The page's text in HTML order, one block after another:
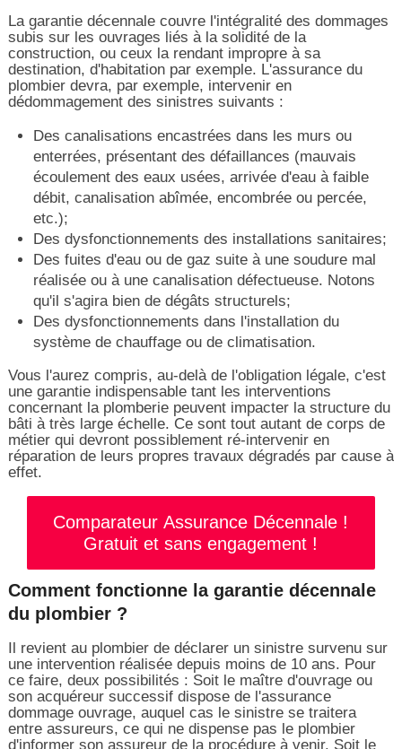
La garantie décennale couvre l'intégralité des dommages
subis sur les ouvrages liés à la solidité de la
construction, ou ceux la rendant impropre à sa
destination, d'habitation par exemple. L'assurance du
plombier devra, par exemple, intervenir en
dédommagement des sinistres suivants :
Des canalisations encastrées dans les murs ou
enterrées, présentant des défaillances (mauvais
écoulement des eaux usées, arrivée d'eau à faible
débit, canalisation abîmée, encombrée ou percée,
etc.);
Des dysfonctionnements des installations sanitaires;
Des fuites d'eau ou de gaz suite à une soudure mal
réalisée ou à une canalisation défectueuse. Notons
qu'il s'agira bien de dégâts structurels;
Des dysfonctionnements dans l'installation du
système de chauffage ou de climatisation.
Vous l'aurez compris, au-delà de l'obligation légale, c'est
une garantie indispensable tant les interventions
concernant la plomberie peuvent impacter la structure du
bâti à très large échelle. Ce sont tout autant de corps de
métier qui devront possiblement ré-intervenir en
réparation de leurs propres travaux dégradés par cause à
effet.
Comparateur Assurance Décennale !
Gratuit et sans engagement !
Comment fonctionne la garantie décennale
du plombier ?
Il revient au plombier de déclarer un sinistre survenu sur
une intervention réalisée depuis moins de 10 ans. Pour
ce faire, deux possibilités : Soit le maître d'ouvrage ou
son acquéreur successif dispose de l'assurance
dommage ouvrage, auquel cas le sinistre se traitera
entre assureurs, ce qui ne dispense pas le plombier
d'informer son assureur de la procédure à venir. Soit le